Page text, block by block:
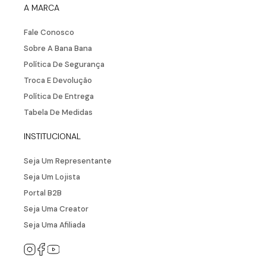
A MARCA
Fale Conosco
Sobre A Bana Bana
Política De Segurança
Troca E Devolução
Política De Entrega
Tabela De Medidas